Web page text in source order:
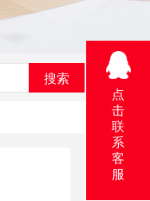
搜索
点
击
联
系
客
服